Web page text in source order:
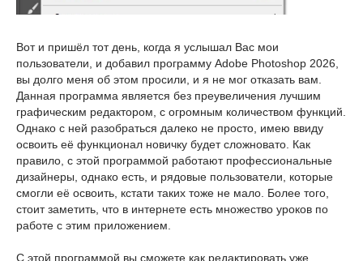
Вот и пришёл тот день, когда я услышал Вас мои
пользователи, и добавил программу Adobe Photoshop 2026,
вы долго меня об этом просили, и я не мог отказать вам.
Данная программа является без преувеличения лучшим
графическим редактором, с огромным количеством функций.
Однако с ней разобраться далеко не просто, имею ввиду
освоить её функционал новичку будет сложновато. Как
правило, с этой программой работают профессиональные
дизайнеры, однако есть, и рядовые пользователи, которые
смогли её освоить, кстати таких тоже не мало. Более того,
стоит заметить, что в интернете есть множество уроков по
работе с этим приложением.
С этой программой вы сможете как редактировать уже